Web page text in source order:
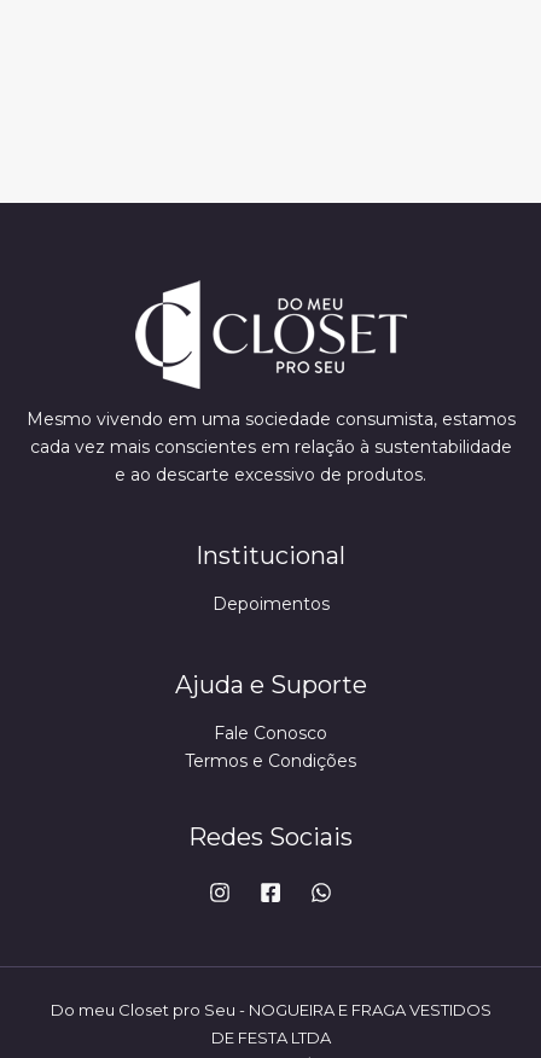
Mesmo vivendo em uma sociedade consumista, estamos
cada vez mais conscientes em relação à sustentabilidade
e ao descarte excessivo de produtos.
Institucional
Depoimentos
Ajuda e Suporte
Fale Conosco
Termos e Condições
Redes Sociais
Do meu Closet pro Seu - NOGUEIRA E FRAGA VESTIDOS
DE FESTA LTDA